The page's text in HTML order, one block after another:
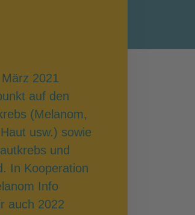
2021
auf den
(Melanom,
usw.) sowie
und
In Kooperation
Info
auch 2022